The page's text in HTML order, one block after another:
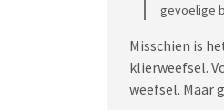
gevoelige
Misschien is
klierweefsel.
weefsel. Maar